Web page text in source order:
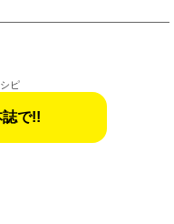
誌で!!